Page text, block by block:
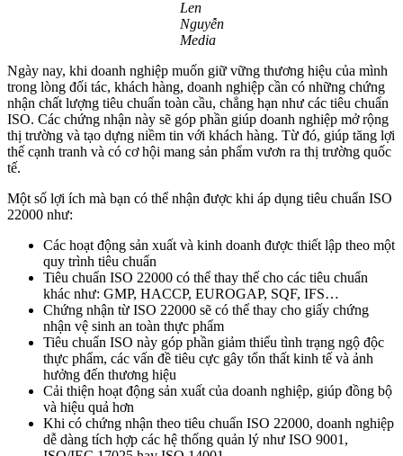
Len
Nguyễn
Media
Ngày nay, khi doanh nghiệp muốn giữ vững thương hiệu của mình
trong lòng đối tác, khách hàng, doanh nghiệp cần có những chứng
nhận chất lượng tiêu chuẩn toàn cầu, chẳng hạn như các tiêu chuẩn
ISO. Các chứng nhận này sẽ góp phần giúp doanh nghiệp mở rộng
thị trường và tạo dựng niềm tin với khách hàng. Từ đó, giúp tăng lợi
thế cạnh tranh và có cơ hội mang sản phẩm vươn ra thị trường quốc
tế.
Một số lợi ích mà bạn có thể nhận được khi áp dụng tiêu chuẩn ISO
22000 như:
Các hoạt động sản xuất và kinh doanh được thiết lập theo một
quy trình tiêu chuẩn
Tiêu chuẩn ISO 22000 có thể thay thế cho các tiêu chuẩn
khác như: GMP, HACCP, EUROGAP, SQF, IFS…
Chứng nhận từ ISO 22000 sẽ có thể thay cho giấy chứng
nhận vệ sinh an toàn thực phẩm
Tiêu chuẩn ISO này góp phần giảm thiểu tình trạng ngộ độc
thực phẩm, các vấn đề tiêu cực gây tổn thất kinh tế và ảnh
hưởng đến thương hiệu
Cải thiện hoạt động sản xuất của doanh nghiệp, giúp đồng bộ
và hiệu quả hơn
Khi có chứng nhận theo tiêu chuẩn ISO 22000, doanh nghiệp
dễ dàng tích hợp các hệ thống quản lý như ISO 9001,